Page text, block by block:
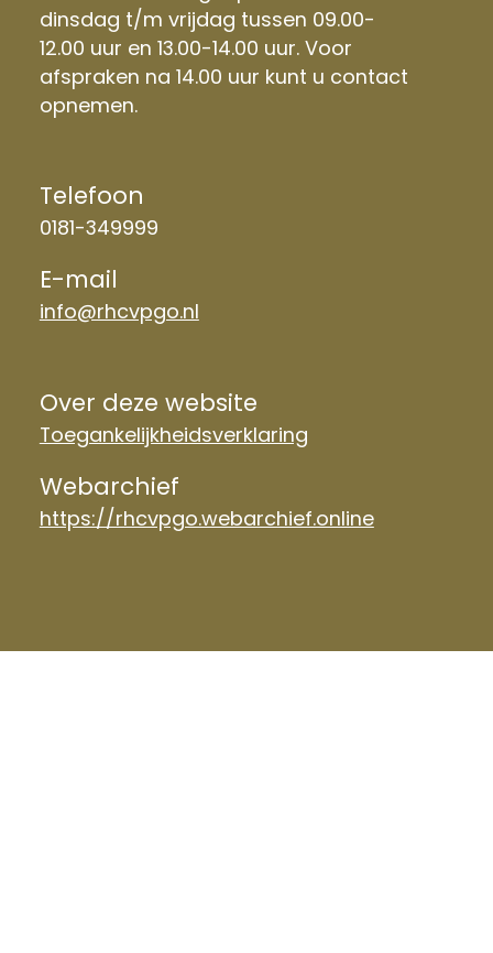
dinsdag t/m vrijdag tussen 09.00-
12.00 uur en 13.00-14.00 uur. Voor
afspraken na 14.00 uur kunt u contact
opnemen.
Telefoon
0181-349999
E-mail
info@rhcvpgo.nl
Over deze website
Toegankelijkheidsverklaring
Webarchief
https://rhcvpgo.webarchief.online